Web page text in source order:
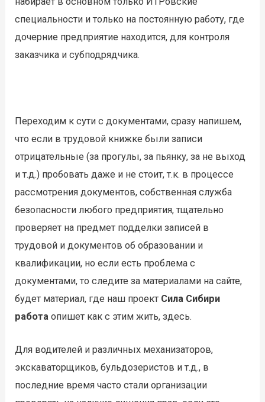
специальности и только на постоянную работу, где
дочерние предприятие находится, для контроля
заказчика и субподрядчика.
Переходим к сути с документами, сразу напишем,
что если в трудовой книжке были записи
отрицательные (за прогулы, за пьянку, за не выход
и т.д.) пробовать даже и не стоит, т.к. в процессе
рассмотрения документов, собственная служба
безопасности любого предприятия, тщательно
проверяет на предмет подделки записей в
трудовой и документов об образовании и
квалификации, но если есть проблема с
документами, то следите за материалами на сайте,
будет материал, где наш проект Сила Сибири
работа опишет как с этим жить, здесь.
Для водителей и различных механизаторов,
экскаваторщиков, бульдозеристов и т.д., в
последние время часто стали организации